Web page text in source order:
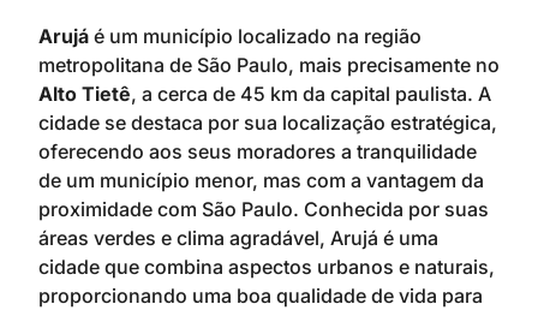
Arujá é um município localizado na região
metropolitana de São Paulo, mais precisamente no
Alto Tietê, a cerca de 45 km da capital paulista. A
cidade se destaca por sua localização estratégica,
oferecendo aos seus moradores a tranquilidade
de um município menor, mas com a vantagem da
proximidade com São Paulo. Conhecida por suas
áreas verdes e clima agradável, Arujá é uma
cidade que combina aspectos urbanos e naturais,
proporcionando uma boa qualidade de vida para